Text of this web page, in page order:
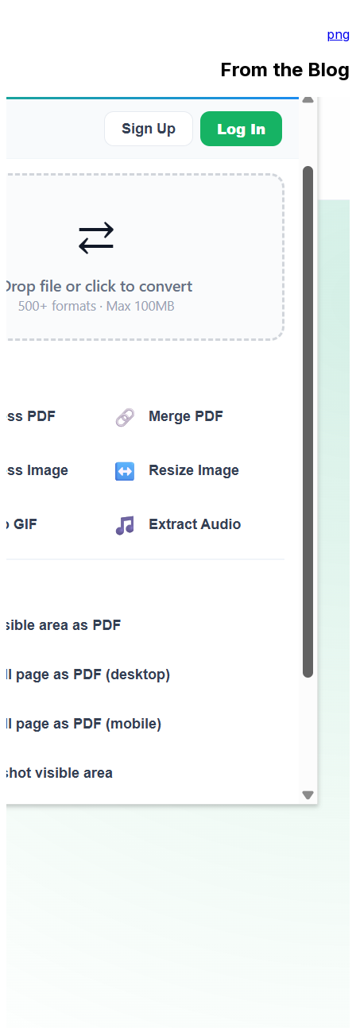
png
From the Blog